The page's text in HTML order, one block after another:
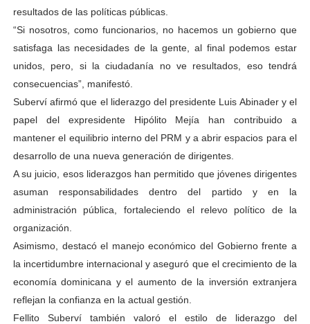
resultados de las políticas públicas.
“Si nosotros, como funcionarios, no hacemos un gobierno que
satisfaga las necesidades de la gente, al final podemos estar
unidos, pero, si la ciudadanía no ve resultados, eso tendrá
consecuencias”, manifestó.
Suberví afirmó que el liderazgo del presidente Luis Abinader y el
papel del expresidente Hipólito Mejía han contribuido a
mantener el equilibrio interno del PRM y a abrir espacios para el
desarrollo de una nueva generación de dirigentes.
A su juicio, esos liderazgos han permitido que jóvenes dirigentes
asuman responsabilidades dentro del partido y en la
administración pública, fortaleciendo el relevo político de la
organización.
Asimismo, destacó el manejo económico del Gobierno frente a
la incertidumbre internacional y aseguró que el crecimiento de la
economía dominicana y el aumento de la inversión extranjera
reflejan la confianza en la actual gestión.
Fellito Suberví también valoró el estilo de liderazgo del